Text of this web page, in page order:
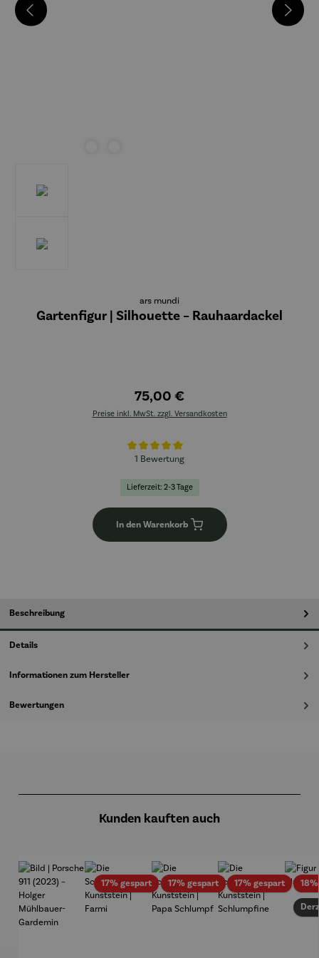
ars mundi
Gartenfigur | Silhouette – Rauhaardackel
75,00 €
Preise inkl. MwSt. zzgl. Versandkosten
Durchschnittliche Bewertung von 5 von 5 Sternen
1 Bewertung
Lieferzeit: 2-3 Tage
In den Warenkorb
Beschreibung
Details
Informationen zum Hersteller
Bewertungen
Kunden kauften auch
17% gespartRabatt17% gespartRabatt17% gespartRabatt